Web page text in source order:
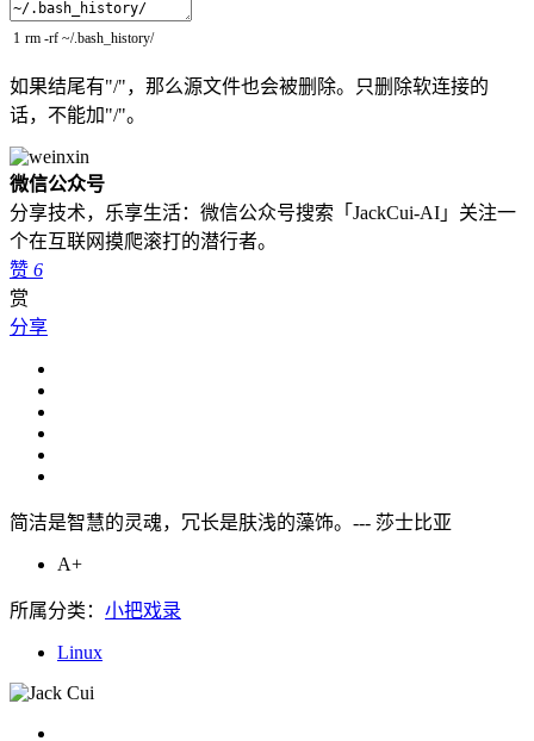
1 rm -rf ~/.bash_history/
如果结尾有"/"，那么源文件也会被删除。只删除软连接的
话，不能加"/"。
微信公众号
分享技术，乐享生活：微信公众号搜索「JackCui-AI」关注一
个在互联网摸爬滚打的潜行者。
赞 6
赏
分享
简洁是智慧的灵魂，冗长是肤浅的藻饰。--- 莎士比亚
A+
所属分类： 小把戏录
Linux